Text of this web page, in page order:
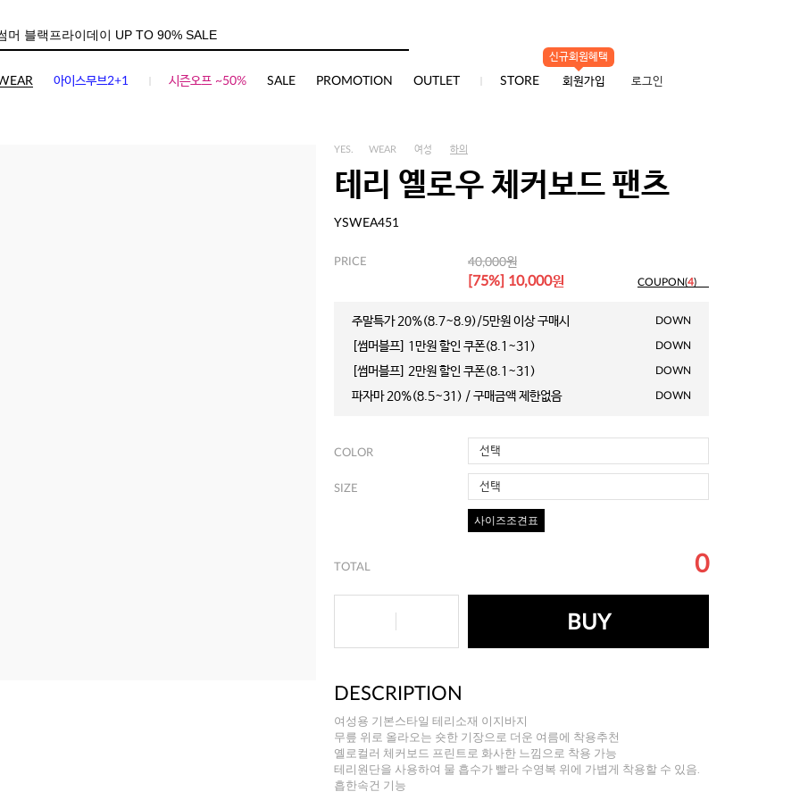
아이스무브2+1 시즌오프 ~50% SALE PROMOTION OUTLET STORE
신규회원혜택
회원가입 로그인
YES. WEAR 여성 하의
테리 옐로우 체커보드 팬츠
YSWEA451
PRICE 40,000원
[75%] 10,000원 COUPON(4)
주말특가 20%(8.7~8.9)/5만원 이상 구매시 DOWN
[썸머블프] 1만원 할인 쿠폰(8.1~31) DOWN
[썸머블프] 2만원 할인 쿠폰(8.1~31) DOWN
파자마 20%(8.5~31) / 구매금액 제한없음 DOWN
COLOR 선택
SIZE 선택
사이즈조견표
TOTAL 0
BUY
DESCRIPTION
여성용 기본스타일 테리소재 이지바지
무릎 위로 올라오는 숏한 기장으로 더운 여름에 착용추천
옐로컬러 체커보드 프린트로 화사한 느낌으로 착용 가능
테리원단을 사용하여 물 흡수가 빨라 수영복 위에 가볍게 착용할 수 있음.
흡한속건 기능